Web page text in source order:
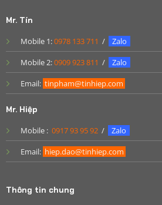
Mr. Tín
Mobile 1:0978 133 711 /
Zalo
Mobile 2:0909 923 811 /
Zalo
Email: tinpham@tinhiep.com
Mr. Hiệp
Mobile : 0917 93 95 92/
Zalo
Email: hiep.dao@tinhiep.com
Thông tin chung